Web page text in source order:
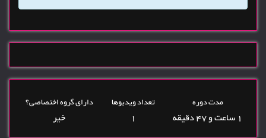
مدت دوره
1 ساعت و 47 دقیقه
تعداد ویدیوها
1
دارای گروه اختصاصی؟
خیر